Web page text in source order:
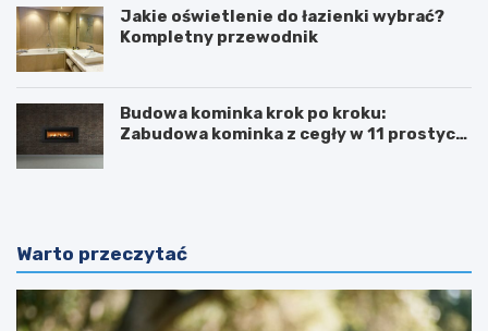
Jakie oświetlenie do łazienki wybrać?
Kompletny przewodnik
Budowa kominka krok po kroku:
Zabudowa kominka z cegły w 11 prostych
Warto przeczytać